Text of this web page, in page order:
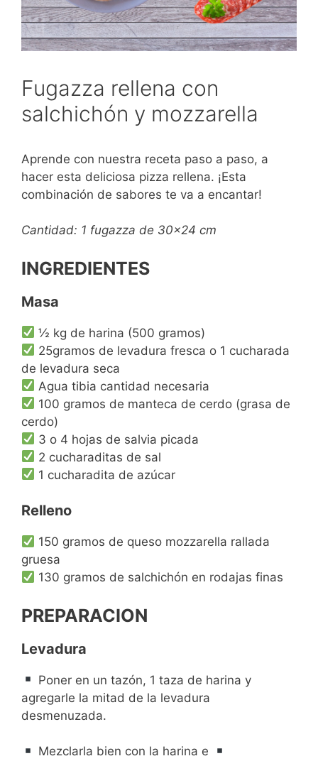
Fugazza rellena con
salchichón y mozzarella
Aprende con nuestra receta paso a paso, a
hacer esta deliciosa pizza rellena. ¡Esta
combinación de sabores te va a encantar!
Cantidad: 1 fugazza de 30×24 cm
INGREDIENTES
Masa
½ kg de harina (500 gramos)
25gramos de levadura fresca o 1 cucharada
de levadura seca
Agua tibia cantidad necesaria
100 gramos de manteca de cerdo (grasa de
cerdo)
3 o 4 hojas de salvia picada
2 cucharaditas de sal
1 cucharadita de azúcar
Relleno
150 gramos de queso mozzarella rallada
gruesa
130 gramos de salchichón en rodajas finas
PREPARACION
Levadura
Poner en un tazón, 1 taza de harina y
agregarle la mitad de la levadura
desmenuzada.
Mezclarla bien con la harina e